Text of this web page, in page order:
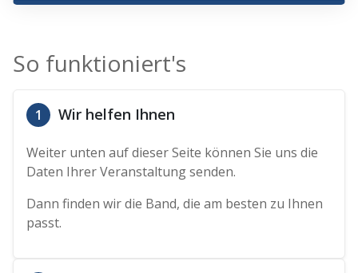
So funktioniert's
1 Wir helfen Ihnen
Weiter unten auf dieser Seite können Sie uns die
Daten Ihrer Veranstaltung senden.
Dann finden wir die Band, die am besten zu Ihnen
passt.